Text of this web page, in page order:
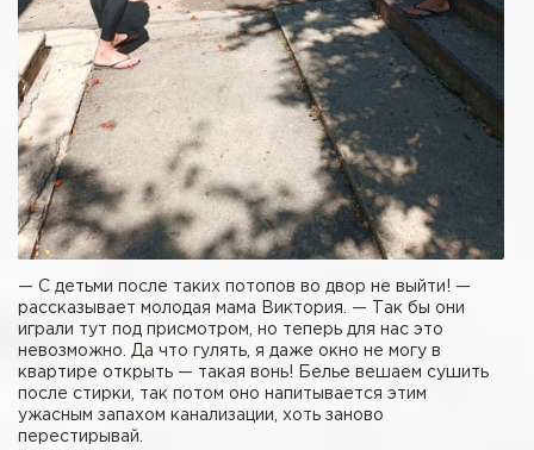
— С детьми после таких потопов во двор не выйти! —
рассказывает молодая мама Виктория. — Так бы они
играли тут под присмотром, но теперь для нас это
невозможно. Да что гулять, я даже окно не могу в
квартире открыть — такая вонь! Белье вешаем сушить
после стирки, так потом оно напитывается этим
ужасным запахом канализации, хоть заново
перестирывай.